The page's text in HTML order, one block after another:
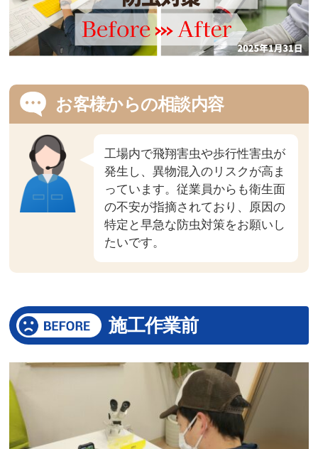
お客様からの相談内容
工場内で飛翔害虫や歩行性害虫が
発生し、異物混入のリスクが高ま
っています。従業員からも衛生面
の不安が指摘されており、原因の
特定と早急な防虫対策をお願いし
たいです。
施工作業前